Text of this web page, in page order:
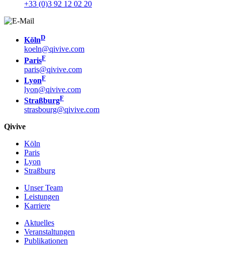
+33 (0)3 92 12 02 20
KölnD
koeln@qivive.com
ParisF
paris@qivive.com
LyonF
lyon@qivive.com
StraßburgF
strasbourg@qivive.com
Qivive
Köln
Paris
Lyon
Straßburg
Unser Team
Leistungen
Karriere
Aktuelles
Veranstaltungen
Publikationen